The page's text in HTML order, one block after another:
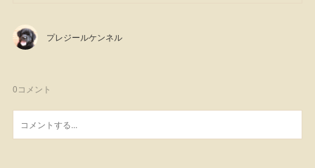
プレジールケンネル
0コメント